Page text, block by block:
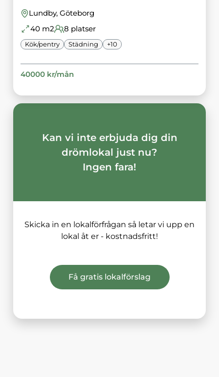
Lundby, Göteborg
40m2 8 platser
Kök/pentry Städning +10
40000kr/mån
Kan vi inte erbjuda dig din
drömlokal just nu?
Ingen fara!
Skicka in en lokalförfrågan så letar vi upp en
lokal åt er - kostnadsfritt!
Få gratis lokalförslag